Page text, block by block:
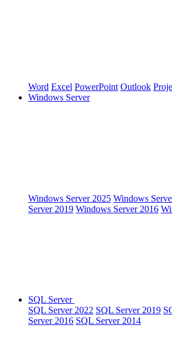
Word Excel PowerPoint Outlook
Windows Server
Windows Server 2025 Windows
Server 2019 Windows Server 2016
SQL Server
SQL Server 2022 SQL Server 2019
Server 2016 SQL Server 2014